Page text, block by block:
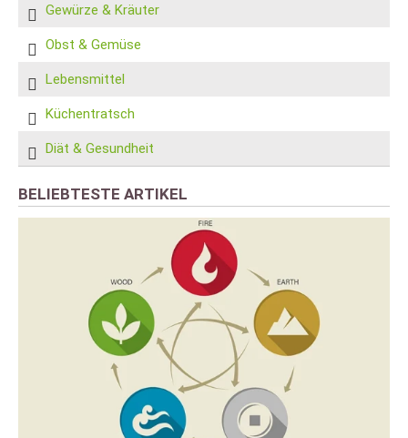
Gewürze & Kräuter
Obst & Gemüse
Lebensmittel
Küchentratsch
Diät & Gesundheit
BELIEBTESTE ARTIKEL